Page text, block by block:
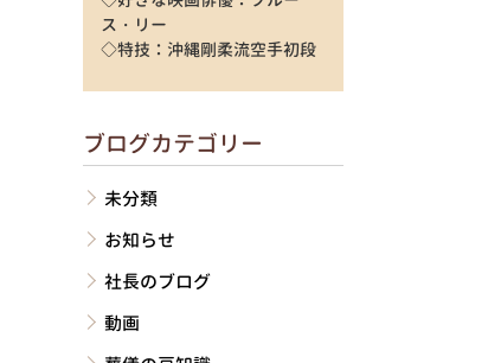
ス・リー
◇特技：沖縄剛柔流空手初段
ブログカテゴリー
未分類
お知らせ
社長のブログ
動画